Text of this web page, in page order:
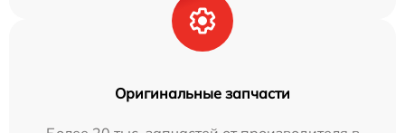
Оригинальные запчасти